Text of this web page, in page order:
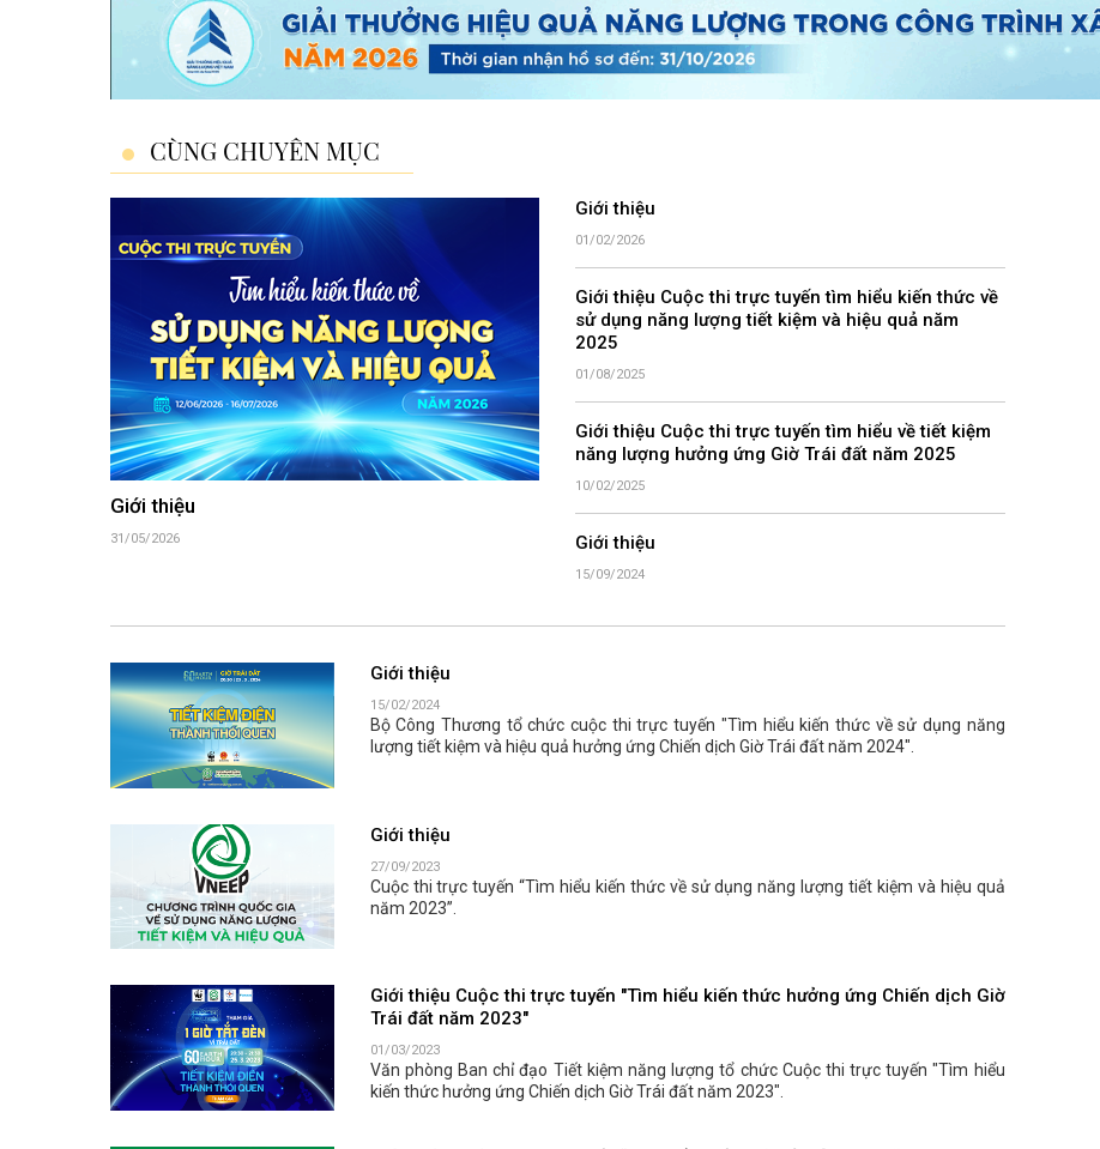
CÙNG CHUYÊN MỤC
Giới thiệu
31/05/2026
Giới thiệu
01/02/2026
Giới thiệu Cuộc thi trực tuyến tìm hiểu kiến thức về
sử dụng năng lượng tiết kiệm và hiệu quả năm
2025
01/08/2025
Giới thiệu Cuộc thi trực tuyến tìm hiểu về tiết kiệm
năng lượng hưởng ứng Giờ Trái đất năm 2025
10/02/2025
Giới thiệu
15/09/2024
Giới thiệu
15/02/2024
Bộ Công Thương tổ chức cuộc thi trực tuyến "Tìm hiểu kiến thức về sử dụng năng
lượng tiết kiệm và hiệu quả hưởng ứng Chiến dịch Giờ Trái đất năm 2024".
Giới thiệu
27/09/2023
Cuộc thi trực tuyến “Tìm hiểu kiến thức về sử dụng năng lượng tiết kiệm và hiệu quả
năm 2023”.
Giới thiệu Cuộc thi trực tuyến "Tìm hiểu kiến thức hưởng ứng Chiến dịch Giờ
Trái đất năm 2023"
01/03/2023
Văn phòng Ban chỉ đạo Tiết kiệm năng lượng tổ chức Cuộc thi trực tuyến "Tìm hiểu
kiến thức hưởng ứng Chiến dịch Giờ Trái đất năm 2023".